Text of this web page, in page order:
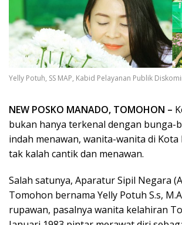
Yelly Potuh, SS MAP, Kabid Pelayanan Publik
NEW POSKO MANADO, TOMOHON –
bukan hanya terkenal dengan bunga-
indah menawan, wanita-wanita di
tak kalah cantik dan menawan.
Salah satunya, Aparatur Sipil Negara
Tomohon bernama Yelly Potuh S.s,
rupawan, pasalnya wanita kelahiran